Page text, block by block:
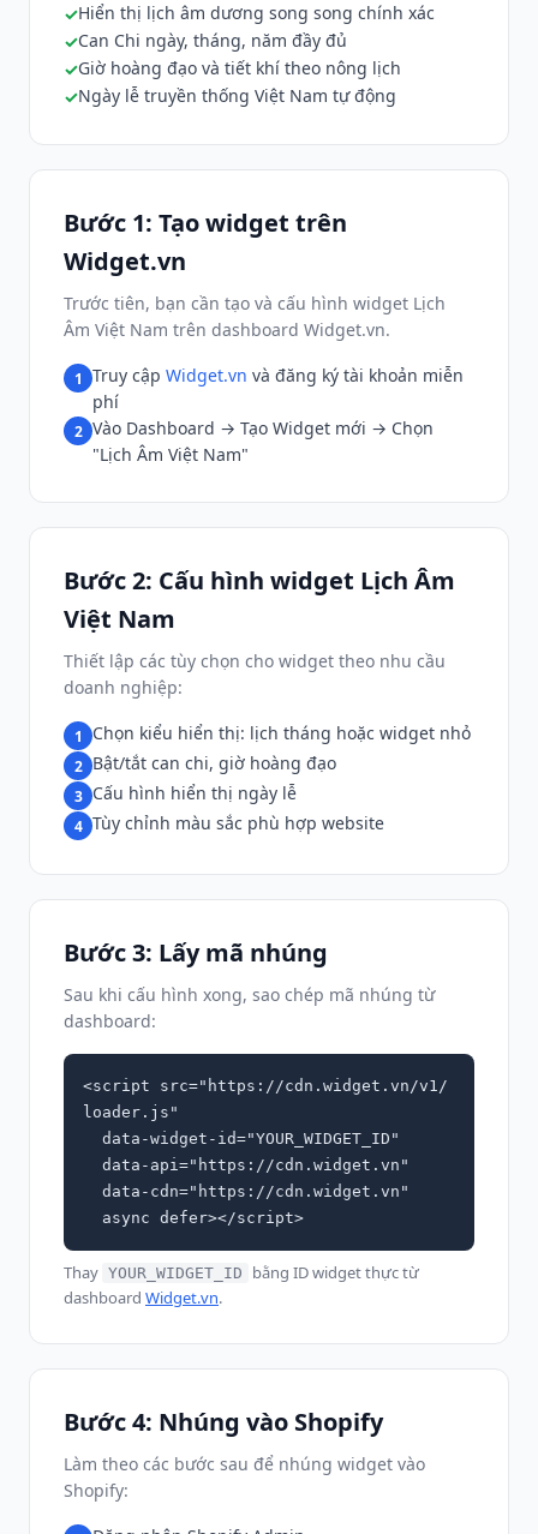
Hiển thị lịch âm dương song song chính xác
Can Chi ngày, tháng, năm đầy đủ
Giờ hoàng đạo và tiết khí theo nông lịch
Ngày lễ truyền thống Việt Nam tự động
Bước 1: Tạo widget trên
Widget.vn
Trước tiên, bạn cần tạo và cấu hình widget Lịch
Âm Việt Nam trên dashboard Widget.vn.
1 Truy cập Widget.vn và đăng ký tài khoản miễn
phí
2 Vào Dashboard → Tạo Widget mới → Chọn
"Lịch Âm Việt Nam"
Bước 2: Cấu hình widget Lịch Âm
Việt Nam
Thiết lập các tùy chọn cho widget theo nhu cầu
doanh nghiệp:
1 Chọn kiểu hiển thị: lịch tháng hoặc widget nhỏ
2 Bật/tắt can chi, giờ hoàng đạo
3 Cấu hình hiển thị ngày lễ
4 Tùy chỉnh màu sắc phù hợp website
Bước 3: Lấy mã nhúng
Sau khi cấu hình xong, sao chép mã nhúng từ
dashboard:
<script src="https://cdn.widget.vn/v1/
loader.js"
  async defer></script>
Thay YOUR_WIDGET_ID
bằng ID widget thực từ
dashboard Widget.vn.
Bước 4: Nhúng vào Shopify
Làm theo các bước sau để nhúng widget vào
Shopify: